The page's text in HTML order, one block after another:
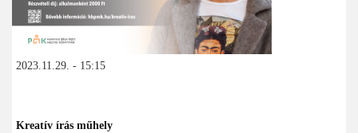
2023.11.29. - 15:15
Kreatív írás műhely